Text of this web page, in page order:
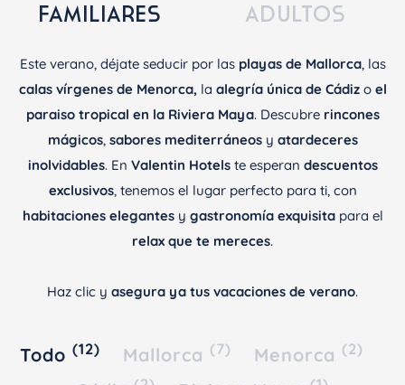
FAMILIARES
ADULTOS
Este verano, déjate seducir por las playas de Mallorca, las
calas vírgenes de Menorca,la alegría única de Cádiz oel
paraiso tropical en la Riviera Maya. Descubre rincones
mágicos, sabores mediterráneosy atardeceres
inolvidables. En Valentin Hotelste esperan descuentos
exclusivos, tenemos el lugar perfecto para ti, con
habitaciones elegantesy gastronomía exquisitapara el
relax que te mereces.
Haz clic y asegura ya tus vacaciones de verano.
Todo (12) Mallorca (7) Menorca (2)